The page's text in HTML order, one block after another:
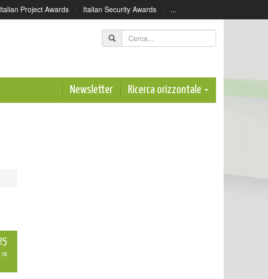
Italian Project Awards | Italian Security Awards | ...
Newsletter Ricerca orizzontale